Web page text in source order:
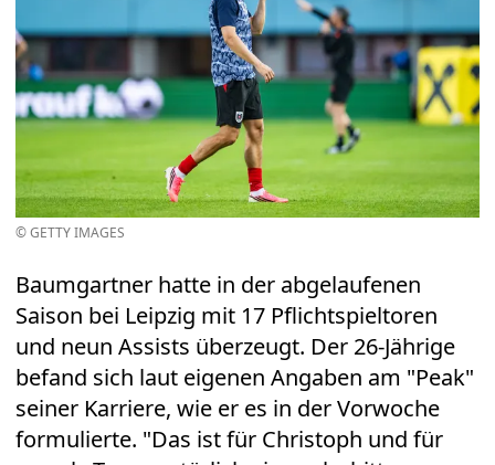
© GETTY IMAGES
Baumgartner hatte in der abgelaufenen
Saison bei Leipzig mit 17 Pflichtspieltoren
und neun Assists überzeugt. Der 26-Jährige
befand sich laut eigenen Angaben am "Peak"
seiner Karriere, wie er es in der Vorwoche
formulierte. "Das ist für Christoph und für